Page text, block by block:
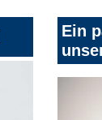
Ein